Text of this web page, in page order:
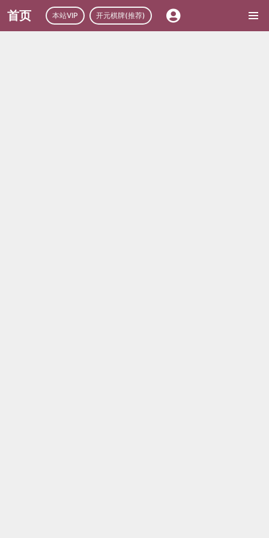
首页 本站VIP 开元棋牌(推荐)